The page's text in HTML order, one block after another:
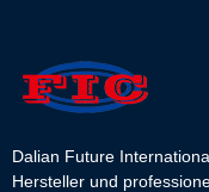
Dalian Future
Hersteller und